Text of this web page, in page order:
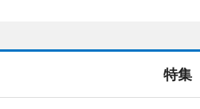
特集